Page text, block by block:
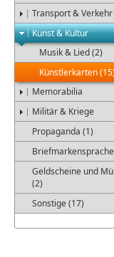
Transport & Verkehr
Kunst & Kultur
Musik & Lied (2)
Künstlerkarten
Memorabilia
Militär & Kriege
Propaganda (1)
Geldscheine und
(2)
Sonstige (17)